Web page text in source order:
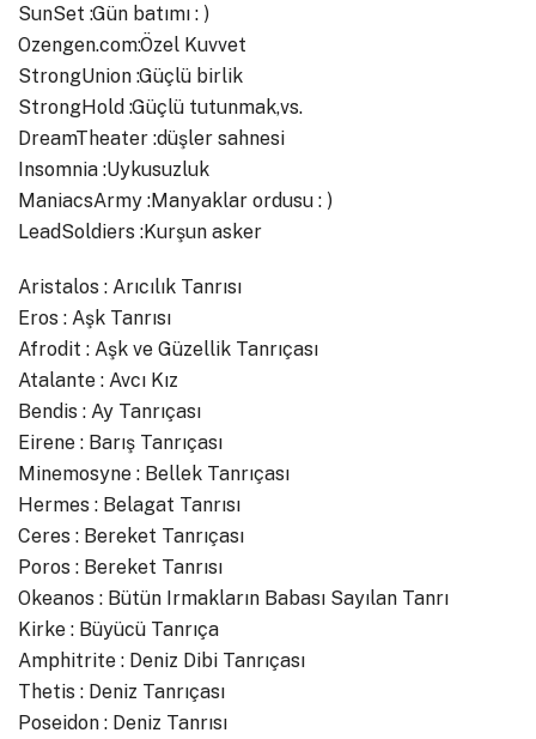
SunSet :Gün batımı : )
Ozengen.com:Özel Kuvvet
StrongUnion :Güçlü birlik
StrongHold :Güçlü tutunmak,vs.
DreamTheater :düşler sahnesi
Insomnia :Uykusuzluk
ManiacsArmy :Manyaklar ordusu : )
LeadSoldiers :Kurşun asker
Aristalos : Arıcılık Tanrısı
Eros : Aşk Tanrısı
Afrodit : Aşk ve Güzellik Tanrıçası
Atalante : Avcı Kız
Bendis : Ay Tanrıçası
Eirene : Barış Tanrıçası
Minemosyne : Bellek Tanrıçası
Hermes : Belagat Tanrısı
Ceres : Bereket Tanrıçası
Poros : Bereket Tanrısı
Okeanos : Bütün Irmakların Babası Sayılan Tanrı
Kirke : Büyücü Tanrıça
Amphitrite : Deniz Dibi Tanrıçası
Thetis : Deniz Tanrıçası
Poseidon : Deniz Tanrısı